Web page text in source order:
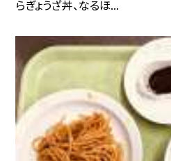
らぎょうざ丼、なるほ...